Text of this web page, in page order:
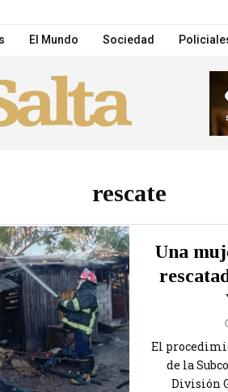
la próxima semana la Municipalidad suma un
El Mundo Sociedad
rescate
Una
El
de la
División